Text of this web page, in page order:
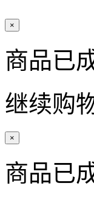
×
商品已
继续购
×
商品已